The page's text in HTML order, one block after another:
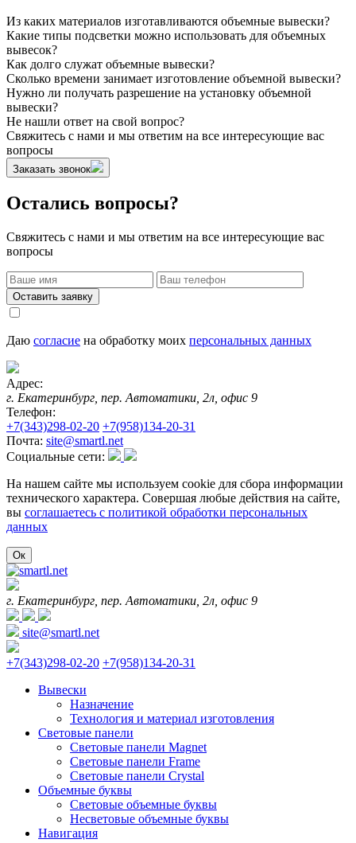
Из каких материалов изготавливаются объемные вывески?
Какие типы подсветки можно использовать для объемных
вывесок?
Как долго служат объемные вывески?
Сколько времени занимает изготовление объемной вывески?
Нужно ли получать разрешение на установку объемной
вывески?
Не нашли ответ на свой вопрос?
Свяжитесь с нами и мы ответим на все интересующие вас
вопросы
Заказать звонок
Остались вопросы?
Свяжитесь с нами и мы ответим на все интересующие вас
вопросы
Оставить заявку
Даю согласие на обработку моих персональных данных
Адрес:
г. Екатеринбург, пер. Автоматики, 2л, офис 9
Телефон:
+7(343)298-02-20 +7(958)134-20-31
Почта: site@smartl.net
Социальные сети:
На нашем сайте мы используем cookie для сбора информации
технического характера. Совершая любые действия на сайте,
вы соглашаетесь с политикой обработки персональных
данных
Ок
г. Екатеринбург, пер. Автоматики, 2л, офис 9
site@smartl.net
+7(343)298-02-20 +7(958)134-20-31
Вывески
Назначение
Технология и материал изготовления
Световые панели
Световые панели Magnet
Световые панели Frame
Световые панели Crystal
Объемные буквы
Световые объемные буквы
Несветовые объемные буквы
Навигация